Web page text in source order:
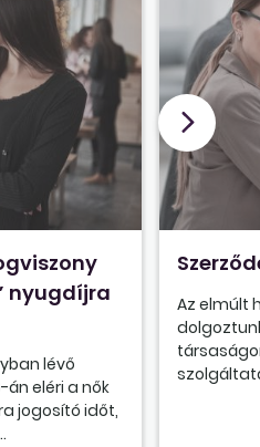
nyugdíjra
lévő
án eléri a nők
jogosító időt,
Az elmúlt